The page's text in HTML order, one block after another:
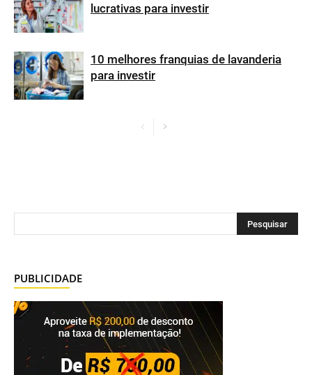
lucrativas para investir
10 melhores franquias de lavanderia
para investir
PUBLICIDADE